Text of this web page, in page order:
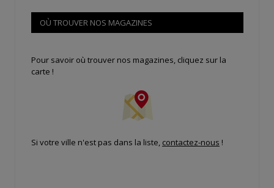
OÙ TROUVER NOS MAGAZINES
Pour savoir où trouver nos magazines, cliquez sur la
carte !
Si votre ville n'est pas dans la liste, contactez-nous !